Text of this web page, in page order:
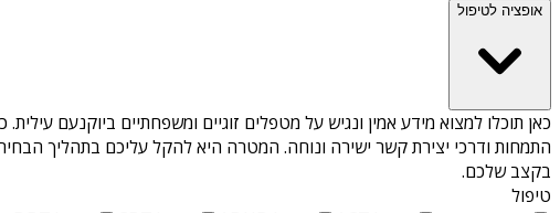
אופציה לטיפול
כאן תוכלו למצוא מידע אמין ונגיש על מטפלים זוגיים ומשפחתיים ביוקנעם עילית.
התמחות ודרכי יצירת קשר ישירה ונוחה. המטרה היא להקל עליכם בתהליך
בקצב שלכם.
טיפול